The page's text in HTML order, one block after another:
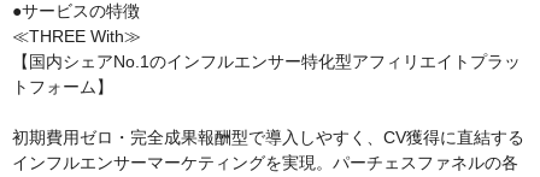
●サービスの特徴
≪THREE With≫
【国内シェアNo.1のインフルエンサー特化型アフィリエイトプラッ
トフォーム】
初期費用ゼロ・完全成果報酬型で導入しやすく、CV獲得に直結する
インフルエンサーマーケティングを実現。パーチェスファネルの各